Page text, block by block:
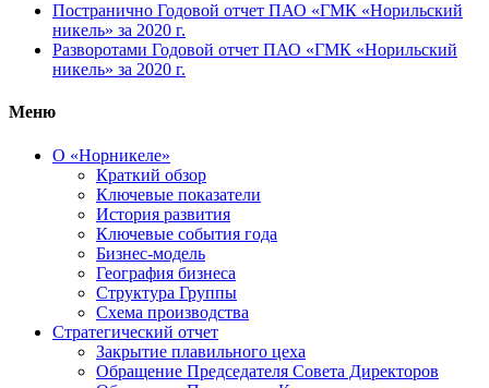
Постранично Годовой отчет ПАО «ГМК «Норильский
никель» за 2020 г.
Разворотами Годовой отчет ПАО «ГМК «Норильский
никель» за 2020 г.
Меню
О «Норникеле»
Краткий обзор
Ключевые показатели
История развития
Ключевые события года
Бизнес-модель
География бизнеса
Структура Группы
Схема производства
Стратегический отчет
Закрытие плавильного цеха
Обращение Председателя Совета Директоров